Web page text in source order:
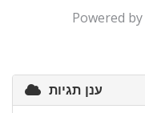
Powered by
ענן תגיות